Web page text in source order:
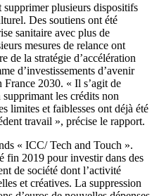
supprimer plusieurs dispositifs
Des soutiens ont été
sanitaire avec plus de
mesures de relance ont
de la stratégie d’accélération
d’investissements d’avenir
2030. « Il s’agit de
les crédits non
limites et faiblesses ont déjà été
travail », précise le rapport.
« ICC/ Tech and Touch ».
fin 2019 pour investir dans des
de société dont l’activité
et créatives. La suppression